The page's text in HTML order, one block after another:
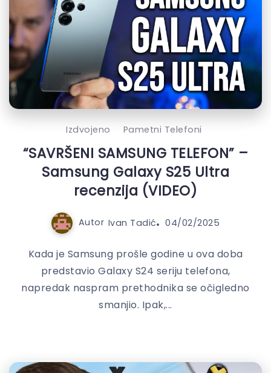
Izdvojeno Pametni Telefoni
“SAVRŠENI SAMSUNG TELEFON” –
Samsung Galaxy S25 Ultra
recenzija (VIDEO)
Autor Ivan Tadić 04/02/2025
Kada je Samsung prošle godine u ova doba
predstavio Galaxy S24 seriju telefona,
napredak naspram prethodnika se očigledno
smanjio. Ipak,...